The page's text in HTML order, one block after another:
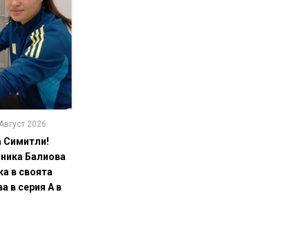
2026
Симитли!
Балиова
в своята
в серия А в